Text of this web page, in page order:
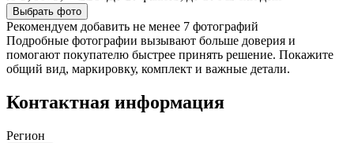
Выбрать фото
Рекомендуем добавить не менее 7 фотографий
Подробные фотографии вызывают больше доверия и
помогают покупателю быстрее принять решение. Покажите
общий вид, маркировку, комплект и важные детали.
Контактная информация
Регион